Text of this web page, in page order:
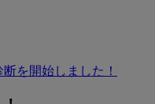
を開始しました！